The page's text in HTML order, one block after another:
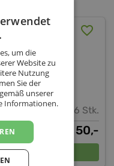
Set 6
Versand
6 Stk.
50,-
um die
Website zu
Nutzung
Sie der
unserer
Informationen.